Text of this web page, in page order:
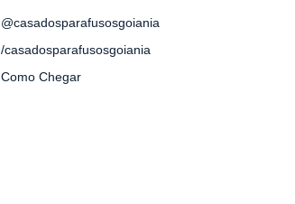
@casadosparafusosgoiania
/casadosparafusosgoiania
Como Chegar